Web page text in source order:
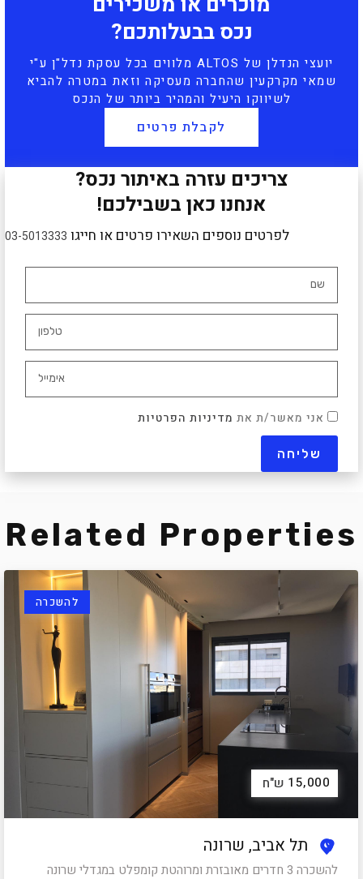
נכס בבעלותכם?
יועצי הנדלן של ALTOS מלווים בכל עסקת נדל"ן ע"י
שמאי מקרקעין שהחברה מעסיקה וזאת במטרה להביא
לשיווקו היעיל והמהיר ביותר של הנכס
לקבלת פרטים
צריכים עזרה באיתור נכס?
אנחנו כאן בשבילכם!
לפרטים נוספים השאירו פרטים או חייגו 03-5013333
אני מאשר/ת את מדיניות הפרטיות
Related Properties
להשכרה
15,000 ש"ח
תל אביב, שרונה
להשכרה 3 חדרים מאובזרת ומרוהטת קומפלט במגדלי שרונה